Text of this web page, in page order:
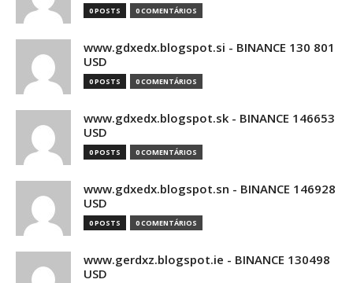
0 POSTS 0 COMENTÁRIOS
www.gdxedx.blogspot.si - BINANCE 130 801
USD
0 POSTS 0 COMENTÁRIOS
www.gdxedx.blogspot.sk - BINANCE 146653
USD
0 POSTS 0 COMENTÁRIOS
www.gdxedx.blogspot.sn - BINANCE 146928
USD
0 POSTS 0 COMENTÁRIOS
www.gerdxz.blogspot.ie - BINANCE 130498
USD